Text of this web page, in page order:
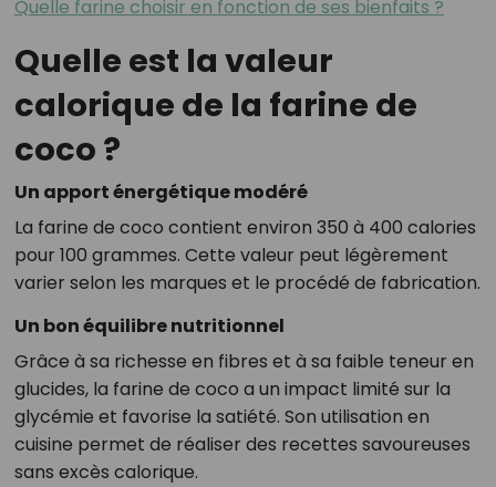
Quelle farine choisir en fonction de ses bienfaits ?
Quelle est la valeur
calorique de la farine de
coco ?
Un apport énergétique modéré
La farine de coco contient environ 350 à 400 calories
pour 100 grammes. Cette valeur peut légèrement
varier selon les marques et le procédé de fabrication.
Un bon équilibre nutritionnel
Grâce à sa richesse en fibres et à sa faible teneur en
glucides, la farine de coco a un impact limité sur la
glycémie et favorise la satiété. Son utilisation en
cuisine permet de réaliser des recettes savoureuses
sans excès calorique.